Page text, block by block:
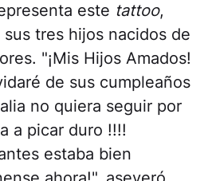
este tattoo,
tres hijos nacidos de
"¡Mis Hijos Amados!
de sus cumpleaños
no quiera seguir por
a picar duro !!!!
estaba bien